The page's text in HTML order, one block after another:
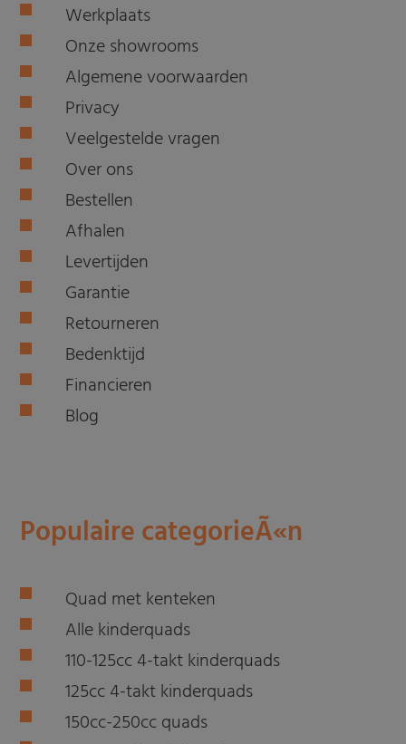
Werkplaats
Onze showrooms
Algemene voorwaarden
Privacy
Veelgestelde vragen
Over ons
Bestellen
Afhalen
Levertijden
Garantie
Retourneren
Bedenktijd
Financieren
Blog
Populaire categorieÃ«n
Quad met kenteken
Alle kinderquads
110-125cc 4-takt kinderquads
125cc 4-takt kinderquads
150cc-250cc quads